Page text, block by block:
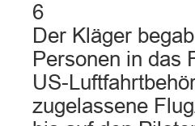
6
Der Kläger
Personen in das
US-
zugelassene